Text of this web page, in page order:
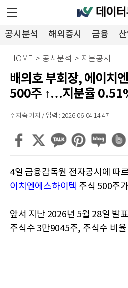
공시분석 해외증시 금융
HOME > 공시분석 > 지분공시
배의호 부회장, 에이치
500주 ↑…지분율
주지숙 기자 / 입력 : 2026-06-04 14:47
4일 금융감독원 전자공시에 따
이치엔에스하이텍 주식 500주
앞서 지난 2026년 5월 28일 발
주식수 3만9045주, 주식수 비